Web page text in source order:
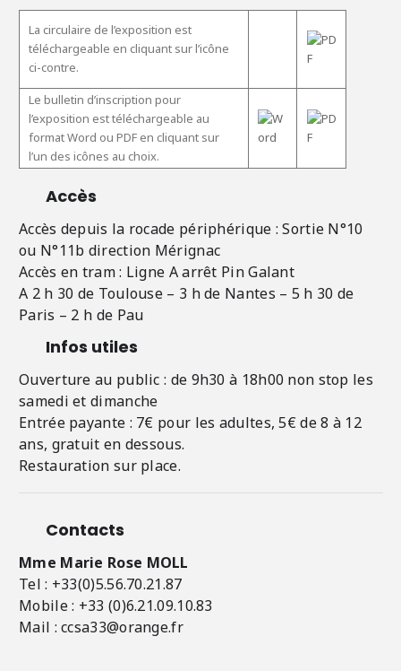
La circulaire de l’exposition est
téléchargeable en cliquant sur l’icône
ci-contre.
Le bulletin d’inscription pour
l’exposition est téléchargeable au
format Word ou PDF en cliquant sur
l’un des icônes au choix.
Accès
Accès depuis la rocade périphérique : Sortie N°10
ou N°11b direction Mérignac
Accès en tram : Ligne A arrêt Pin Galant
A 2 h 30 de Toulouse – 3 h de Nantes – 5 h 30 de
Paris – 2 h de Pau
Infos utiles
Ouverture au public : de 9h30 à 18h00 non stop les
samedi et dimanche
Entrée payante : 7€ pour les adultes, 5€ de 8 à 12
ans, gratuit en dessous.
Restauration sur place.
Contacts
Mme Marie Rose MOLL
Tel : +33(0)5.56.70.21.87
Mobile : +33 (0)6.21.09.10.83
Mail : ccsa33@orange.fr